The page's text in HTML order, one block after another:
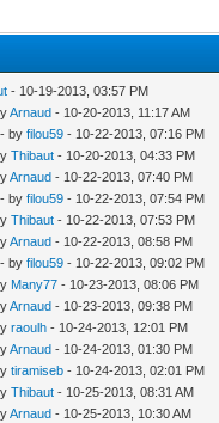
- 10-19-2013, 03:57 PM
Arnaud - 10-20-2013, 11:17 AM
- byfilou59 - 10-22-2013, 07:16 PM
Thibaut - 10-20-2013, 04:33 PM
Arnaud - 10-22-2013, 07:40 PM
- byfilou59 - 10-22-2013, 07:54 PM
Thibaut - 10-22-2013, 07:53 PM
Arnaud - 10-22-2013, 08:58 PM
- byfilou59 - 10-22-2013, 09:02 PM
Many77 - 10-23-2013, 08:06 PM
Arnaud - 10-23-2013, 09:38 PM
raoulh - 10-24-2013, 12:01 PM
Arnaud - 10-24-2013, 01:30 PM
tiramiseb - 10-24-2013, 02:01 PM
Thibaut - 10-25-2013, 08:31 AM
Arnaud - 10-25-2013, 10:30 AM